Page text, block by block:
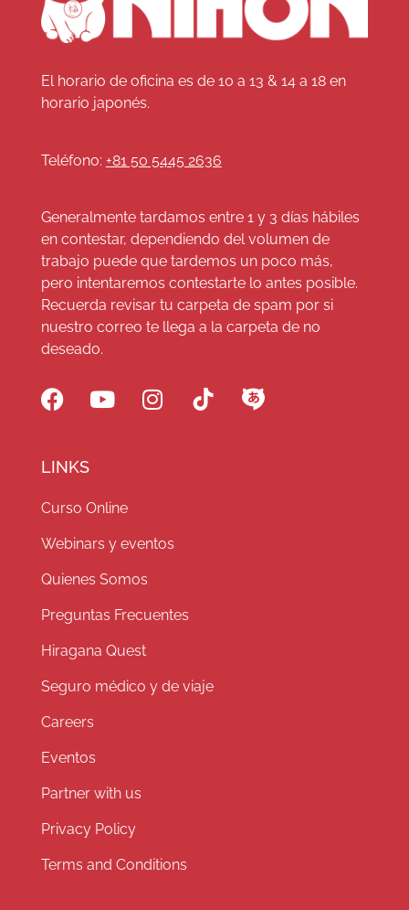
El horario de oficina es de 10 a 13 & 14 a 18 en
horario japonés.
Teléfono: +81 50 5445 2636
Generalmente tardamos entre 1 y 3 días hábiles
en contestar, dependiendo del volumen de
trabajo puede que tardemos un poco más,
pero intentaremos contestarte lo antes posible.
Recuerda revisar tu carpeta de spam por si
nuestro correo te llega a la carpeta de no
deseado.
LINKS
Curso Online
Webinars y eventos
Quienes Somos
Preguntas Frecuentes
Hiragana Quest
Seguro médico y de viaje
Careers
Eventos
Partner with us
Privacy Policy
Terms and Conditions